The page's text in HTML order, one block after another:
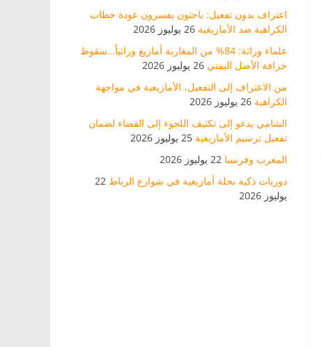
اعتراف بدون تفعيل: باحثون يفسرون عودة خطاب
الكراهية ضد الأمازيغية 26 يوليوز 2026
علماء وراثة: 84% من المغاربة أمازيغ وراثياً…سقوط
خرافة الأصل اليمني 26 يوليوز 2026
من الاعتراف إلى التفعيل، الأمازيغية في مواجهة
الكراهية 26 يوليوز 2026
الشامي يدعو إلى تكثيف اللجوء إلى القضاء لضمان
تفعيل ترسيم الأمازيغية 25 يوليوز 2026
المغرب وفرنسا 22 يوليوز 2026
دوريات ذكية بحلة أمازيغية في شوارع الرباط 22
يوليوز 2026